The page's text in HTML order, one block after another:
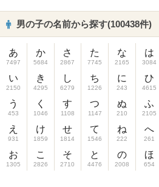
男の子の名前から探す(100438件)
あ
7497
い
2150
う
453
え
931
お
1305
か
5684
き
4295
く
1046
け
1859
こ
2826
さ
2867
し
6279
す
1108
せ
1814
そ
2710
た
7745
ち
1226
つ
1147
て
1546
と
4476
な
2165
に
243
ぬ
210
ね
222
の
2008
は
3084
ひ
4615
ふ
2105
へ
261
ほ
654